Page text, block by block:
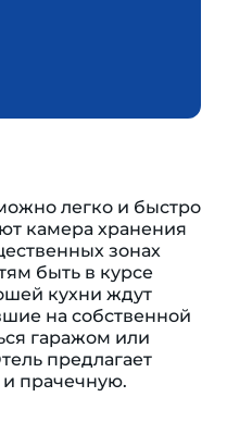
легко и быстро
камера хранения
зонах
быть в курсе
кухни ждут
на собственной
гаражом или
предлагает
прачечную.